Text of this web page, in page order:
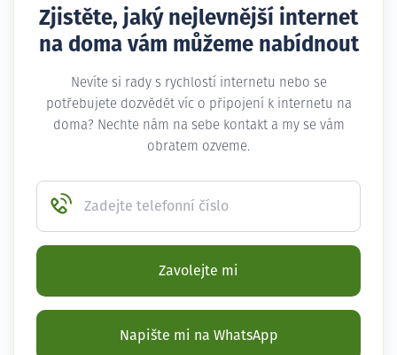
Zjistěte, jaký nejlevnější internet
na doma vám můžeme nabídnout
Nevíte si rady s rychlostí internetu nebo se
potřebujete dozvědět víc o připojení k internetu na
doma? Nechte nám na sebe kontakt a my se vám
obratem ozveme.
Zadejte telefonní číslo
Zavolejte mi
Napište mi na WhatsApp